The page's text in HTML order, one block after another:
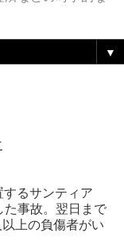
▼
るサンティア
た事故。翌日まで
上の負傷者がい